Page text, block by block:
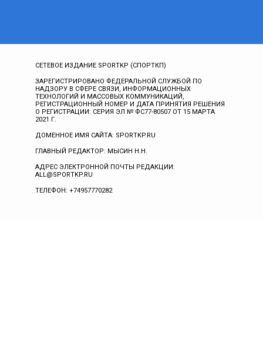
СЕТЕВОЕ ИЗДАНИЕ SPORTKP (СПОРТКП)
ЗАРЕГИСТРИРОВАНО ФЕДЕРАЛЬНОЙ СЛУЖБОЙ ПО
НАДЗОРУ В СФЕРЕ СВЯЗИ, ИНФОРМАЦИОННЫХ
ТЕХНОЛОГИЙ И МАССОВЫХ КОММУНИКАЦИЙ,
РЕГИСТРАЦИОННЫЙ НОМЕР И ДАТА ПРИНЯТИЯ РЕШЕНИЯ
О РЕГИСТРАЦИИ: СЕРИЯ ЭЛ № ФС77-80507 ОТ 15 МАРТА
2021 Г.
ДОМЕННОЕ ИМЯ САЙТА: SPORTKP.RU
ГЛАВНЫЙ РЕДАКТОР: МЫСИН Н.Н.
АДРЕС ЭЛЕКТРОННОЙ ПОЧТЫ РЕДАКЦИИ:
ALL@SPORTKP.RU
ТЕЛЕФОН: +74957770282